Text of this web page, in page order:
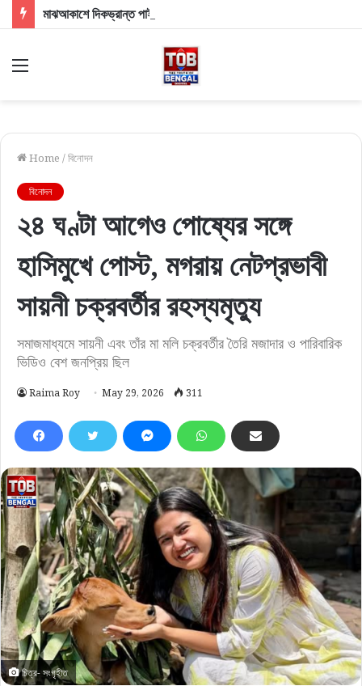
Menu
Home /বিনোদন
বিনোদন
২৪ ঘণ্টা আগেও পোষ্যের সঙ্গে
হাসিমুখে পোস্ট, মগরায় নেটপ্রভাবী
সায়নী চক্রবর্তীর রহস্যমৃত্যু
সমাজমাধ্যমে সায়নী এবং তাঁর মা মলি চক্রবর্তীর তৈরি মজাদার ও পারিবারিক
ভিডিও বেশ জনপ্রিয় ছিল
Raima Roy May 29, 2026 311
চিত্র- সংগৃহীত